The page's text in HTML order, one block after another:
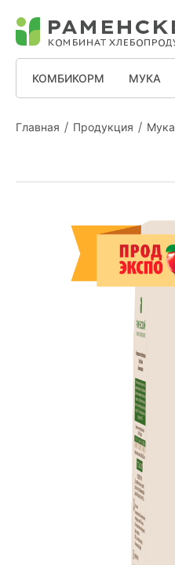
КОМБИКОРМ МУКА
Главная Продукция Мука